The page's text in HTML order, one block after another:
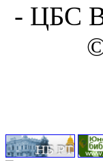
- ЦБС